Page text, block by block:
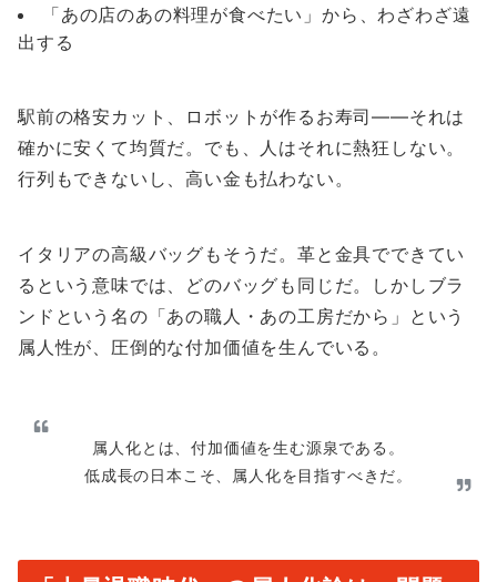
「あの店のあの料理が食べたい」から、わざわざ遠
出する
駅前の格安カット、ロボットが作るお寿司——それは
確かに安くて均質だ。でも、人はそれに熱狂しない。
行列もできないし、高い金も払わない。
イタリアの高級バッグもそうだ。革と金具でできてい
るという意味では、どのバッグも同じだ。しかしブラ
ンドという名の「あの職人・あの工房だから」という
属人性が、圧倒的な付加価値を生んでいる。
属人化とは、付加価値を生む源泉である。
低成長の日本こそ、属人化を目指すべきだ。